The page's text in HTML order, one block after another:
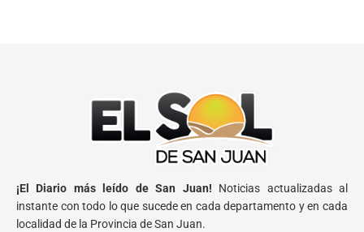
¡El Diario más leído de San Juan! Noticias actualizadas al
instante con todo lo que sucede en cada departamento y en cada
localidad de la Provincia de San Juan.